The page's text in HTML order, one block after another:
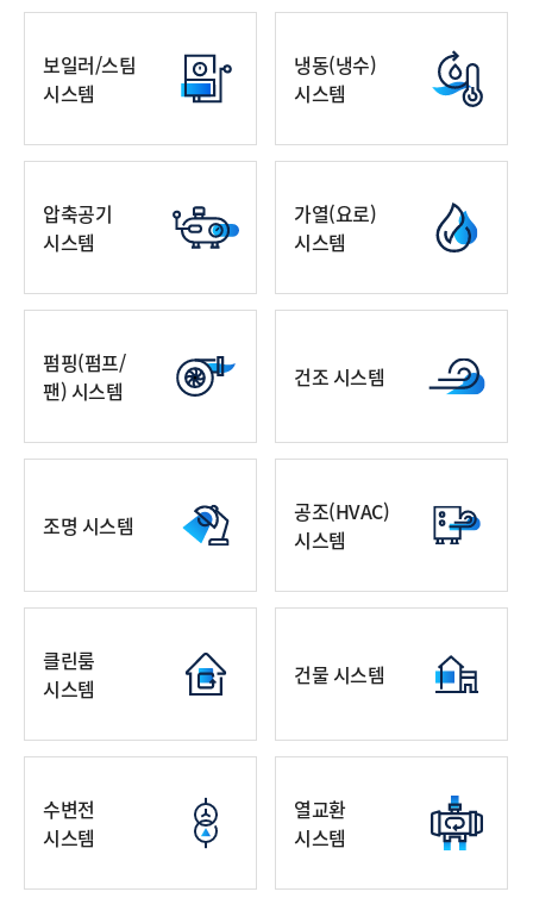
보일러/스팀
시스템
냉동(냉수)
시스템
압축공기
시스템
가열(요로)
시스템
펌핑(펌프/
팬) 시스템
건조 시스템
조명 시스템
공조(HVAC)
시스템
클린룸
시스템
건물 시스템
수변전
시스템
열교환
시스템